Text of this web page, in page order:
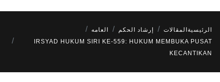
الرئيسية المقالات إرشاد الحكم
العامه
IRSYAD HUKUM SIRI KE-559: HUKUM MEMBUKA PUSAT
KECANTIKAN